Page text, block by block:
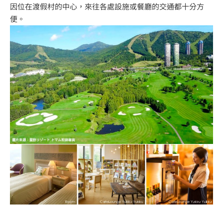
因位在渡假村的中心，來往各處設施或餐廳的交通都十分方
便。